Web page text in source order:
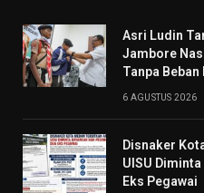
Asri Ludin
Jambore
Tanpa Beban
6 AGUSTUS 2026
Disnaker
UISU
Eks Pegawai